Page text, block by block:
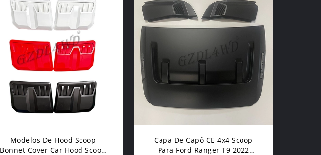
Modelos De Hood Scoop
Bonnet Cover Car Hood Scoop
Capa De Capô CE 4x4 Scoop
Para Ford Ranger T9 2022